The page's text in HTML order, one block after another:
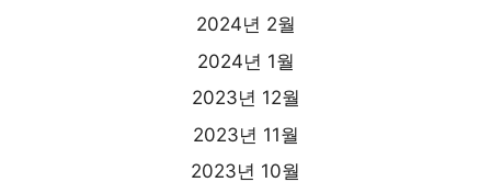
2024년 2월
2024년 1월
2023년 12월
2023년 11월
2023년 10월